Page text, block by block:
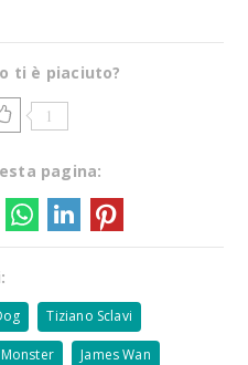
ti è piaciuto?
1
pagina:
Tiziano Sclavi
James Wan